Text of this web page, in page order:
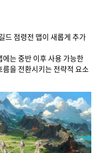
드 점령전 맵이 새롭게 추가
는 중반 이후 사용 가능한
을 전환시키는 전략적 요소